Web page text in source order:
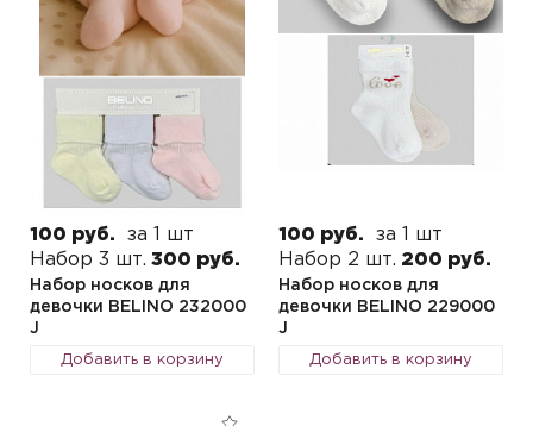
100 руб.
за 1 шт
Набор 3 шт. 300 руб.
Набор носков для
девочки BELINO 232000
J
Добавить в корзину
100 руб.
за 1 шт
Набор 2 шт. 200 руб.
Набор носков для
девочки BELINO 229000
J
Добавить в корзину